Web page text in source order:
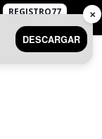
REGISTRO77
DESCARGAR
✕